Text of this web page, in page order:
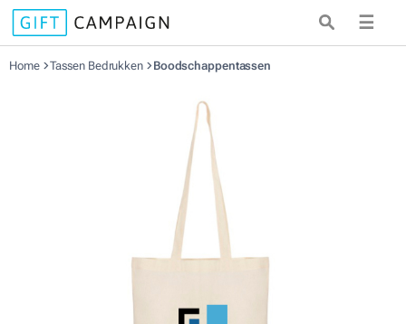
☰
Home Tassen Bedrukken Boodschappentassen